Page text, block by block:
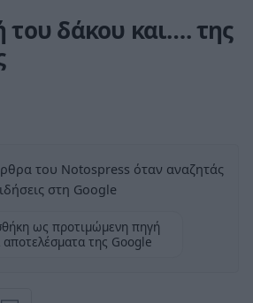
δάκου και…. της
του Notospress όταν αναζητάς
στη Google
ως προτιμώμενη πηγή
αποτελέσματα της Google